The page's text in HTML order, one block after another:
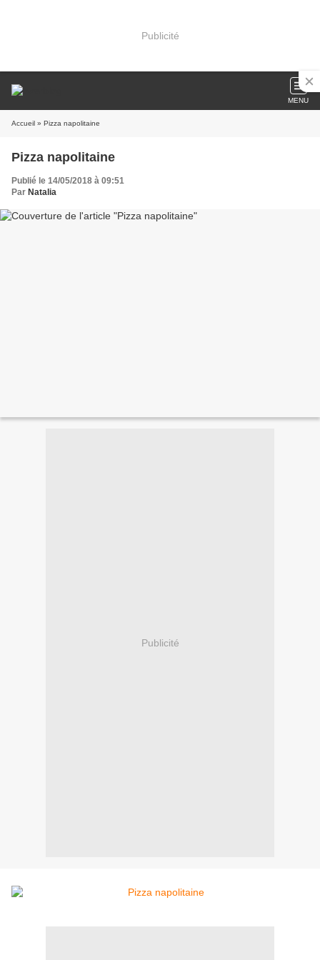
Publicité
MENU
Accueil » Pizza napolitaine
Pizza napolitaine
Publié le 14/05/2018 à 09:51
Par Natalia
Publicité